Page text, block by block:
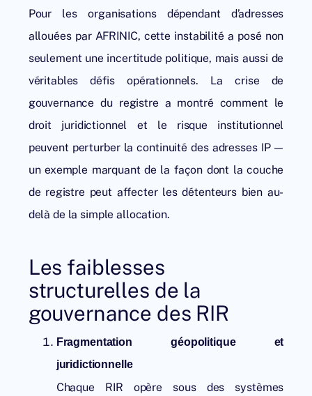
Pour les organisations dépendant d’adresses
allouées par AFRINIC, cette instabilité a posé non
seulement une incertitude politique, mais aussi de
véritables défis opérationnels. La crise de
gouvernance du registre a montré comment le
droit juridictionnel et le risque institutionnel
peuvent perturber la continuité des adresses IP —
un exemple marquant de la façon dont la couche
de registre peut affecter les détenteurs bien au-
delà de la simple allocation.
Les faiblesses
structurelles de la
gouvernance des RIR
Fragmentation géopolitique et
juridictionnelle
Chaque RIR opère sous des systèmes